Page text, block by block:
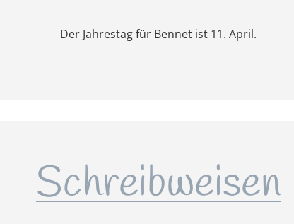
Der Jahrestag für Bennet ist 11. April.
Schreibweisen